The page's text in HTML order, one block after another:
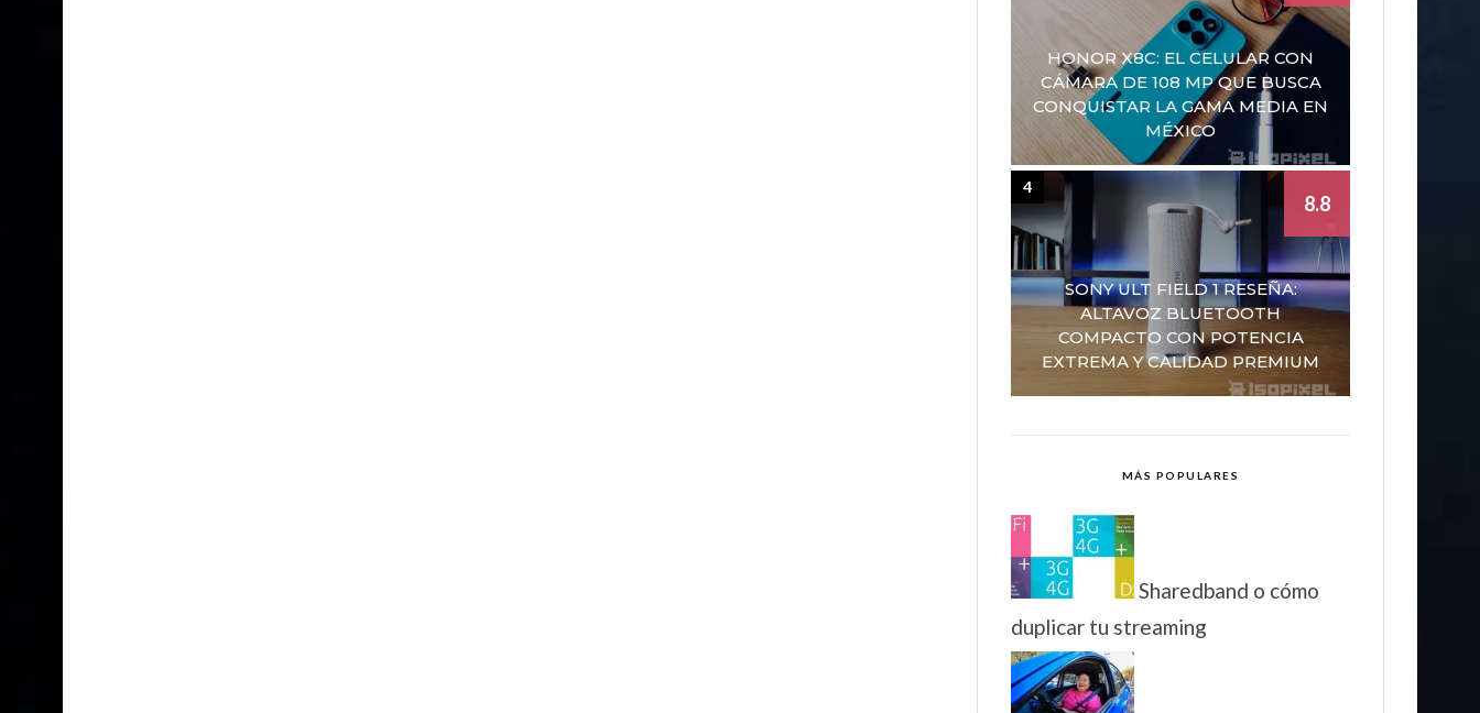
HONOR X8C: EL CELULAR CON
CÁMARA DE 108 MP QUE BUSCA
CONQUISTAR LA GAMA MEDIA EN
MÉXICO
SONY ULT FIELD 1 RESEÑA:
ALTAVOZ BLUETOOTH
COMPACTO CON POTENCIA
EXTREMA Y CALIDAD PREMIUM
8.8
4
MÁS POPULARES
Sharedband o cómo
duplicar tu streaming